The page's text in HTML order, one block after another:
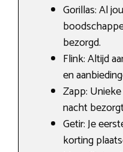
Gorillas: Al
bezorgd.
Flink: Altijd
en
Zapp:
nacht
Getir: Je
korting